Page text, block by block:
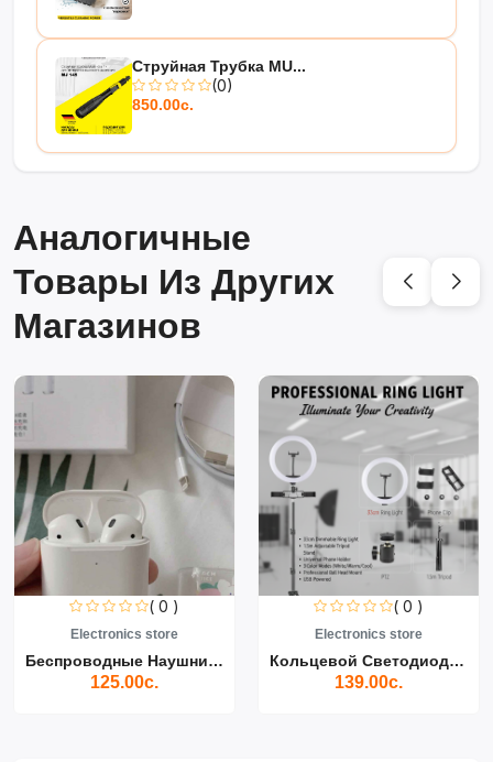
Струйная Трубка MU...
(0)
850.00с.
Аналогичные
Товары Из Других
Магазинов
( 0 )
Electronics store
Беспроводные Наушники Air...
125.00с.
( 0 )
Electronics store
Кольцевой Светодиодный Св...
139.00с.